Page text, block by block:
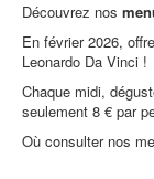
Découvrez nos
En février 2026,
Leonardo Da Vinci !
Chaque midi,
seulement 8 € par
Où consulter nos